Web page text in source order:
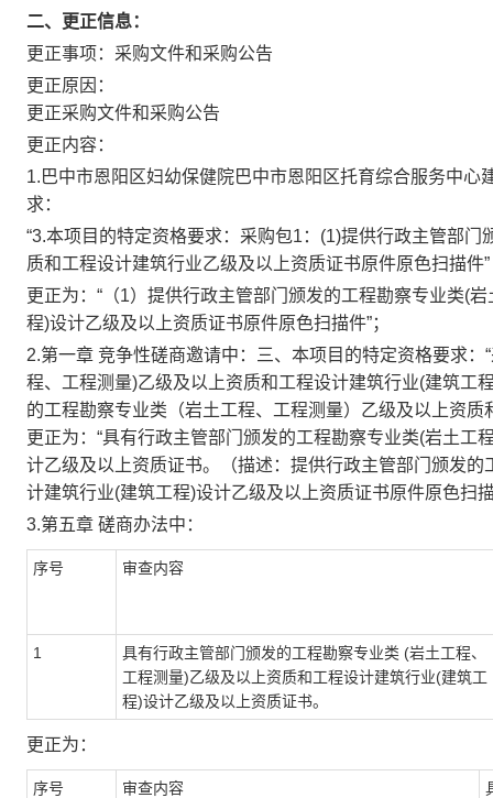
二、更正信息：
更正事项：采购文件和采购公告
更正原因：
更正采购文件和采购公告
更正内容：
1.巴中市恩阳区妇幼保健院巴中市恩阳区托育综合服务中
求：
“3.本项目的特定资格要求：采购包1：(1)提供行政主管部
质和工程设计建筑行业乙级及以上资质证书原件原色扫描件”
更正为：“（1）提供行政主管部门颁发的工程勘察专业类(
程)设计乙级及以上资质证书原件原色扫描件”；
2.第一章 竞争性磋商邀请中：三、本项目的特定资格要求
程、工程测量)乙级及以上资质和工程设计建筑行业(建筑工
的工程勘察专业类（岩土工程、工程测量）乙级及以上资
更正为：“具有行政主管部门颁发的工程勘察专业类(岩土
计乙级及以上资质证书。（描述：提供行政主管部门颁发
计建筑行业(建筑工程)设计乙级及以上资质证书原件原色扫
3.第五章 磋商办法中：
序号 审查内容
1 具有行政主管部门颁发的工程勘察专业类 (岩土工程、
工程测量)乙级及以上资质和工程设计建筑行业(建筑工
程)设计乙级及以上资质证书。
更正为：
序号 审查内容